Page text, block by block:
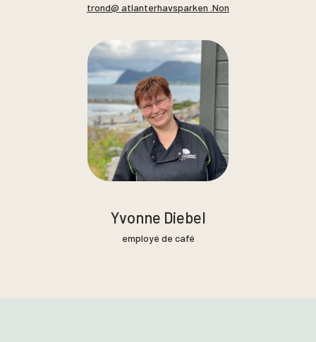
trond@ atlanterhavsparken .Non
Yvonne Diebel
employé de café